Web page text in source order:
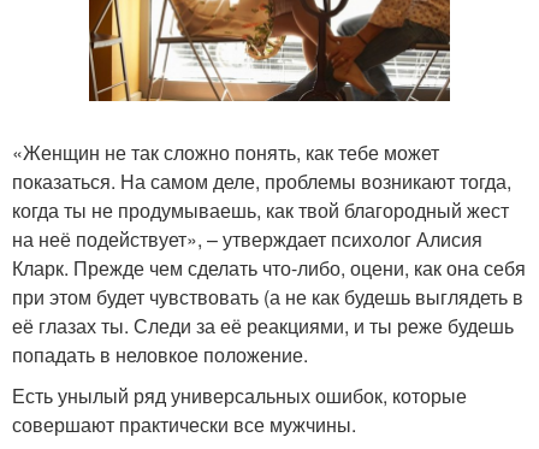
«Женщин не так сложно понять, как тебе может
показаться. На самом деле, проблемы возникают тогда,
когда ты не продумываешь, как твой благородный жест
на неё подействует», – утверждает психолог Алисия
Кларк. Прежде чем сделать что-либо, оцени, как она себя
при этом будет чувствовать (а не как будешь выглядеть в
её глазах ты. Следи за её реакциями, и ты реже будешь
попадать в неловкое положение.
Есть унылый ряд универсальных ошибок, которые
совершают практически все мужчины.